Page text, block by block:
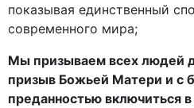
показывая единственный
современного мира;
Мы призываем всех людей
призыв Божьей Матери и с
преданностью включиться